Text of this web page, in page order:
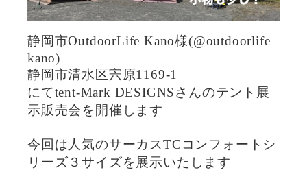
静岡市OutdoorLife Kano様(@outdoorlife_
kano)
静岡市清水区宍原1169-1
にてtent-Mark DESIGNSさんのテント展
示販売会を開催します
今回は人気のサーカスTCコンフォートシ
リーズ３サイズを展示いたします